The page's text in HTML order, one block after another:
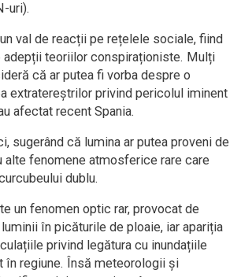
uri).
val de reacții pe rețelele sociale, fiind
adepții teoriilor conspiraționiste. Mulți
că ar putea fi vorba despre o
extratereștrilor privind pericolul iminent
afectat recent Spania.
sugerând că lumina ar putea proveni de
alte fenomene atmosferice rare care
dublu.
un fenomen optic rar, provocat de
în picăturile de ploaie, iar apariția
privind legătura cu inundațiile
în regiune. Însă meteorologii și